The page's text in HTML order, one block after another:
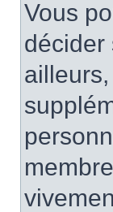
Vous
décider